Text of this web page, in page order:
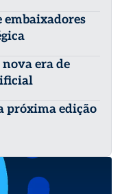
embaixadores
era de
próxima edição